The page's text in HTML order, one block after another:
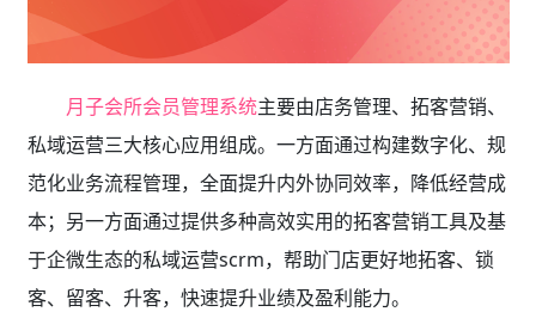
月子会所会员管理系统主要由店务管理、拓客营销、
私域运营三大核心应用组成。一方面通过构建数字化、规
范化业务流程管理，全面提升内外协同效率，降低经营成
本；另一方面通过提供多种高效实用的拓客营销工具及基
于企微生态的私域运营scrm，帮助门店更好地拓客、锁
客、留客、升客，快速提升业绩及盈利能力。